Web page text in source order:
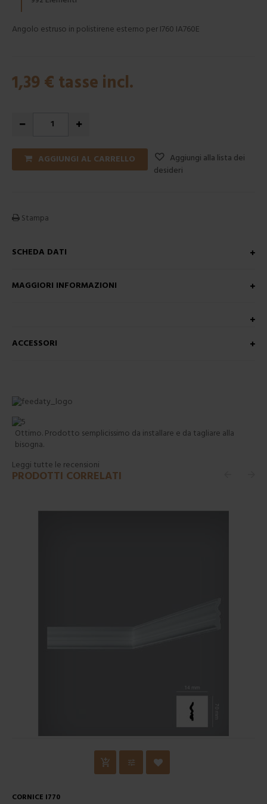
Angolo estruso in polistirene esterno per I760 IA760E
1,39 € tasse incl.
AGGIUNGI AL CARRELLO
Aggiungi alla lista dei
desideri
Stampa
SCHEDA DATI
MAGGIORI INFORMAZIONI
ACCESSORI
Ottimo. Prodotto semplicissimo da installare e da tagliare alla
bisogna.
Leggi tutte le recensioni
PRODOTTI CORRELATI
CORNICE I770